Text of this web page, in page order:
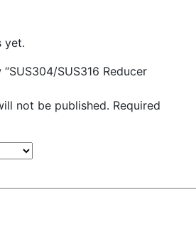
yet.
SUS316 Reducer
not be published. Required